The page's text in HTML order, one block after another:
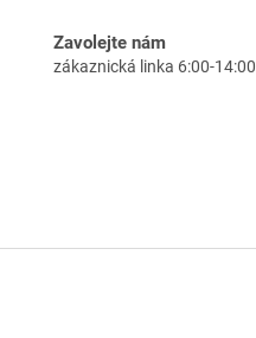
Zavolejte nám
zákaznická linka 6:00-14:00